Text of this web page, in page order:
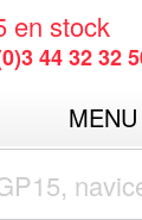
en stock
44 32 32
MENU